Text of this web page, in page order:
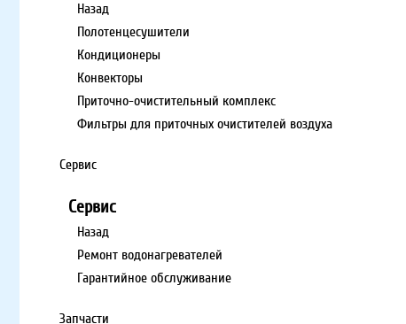
Назад
Полотенцесушители
Кондиционеры
Конвекторы
Приточно-очистительный комплекс
Фильтры для приточных очистителей воздуха
Сервис
Сервис
Назад
Ремонт водонагревателей
Гарантийное обслуживание
Запчасти